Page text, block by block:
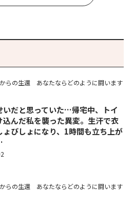
からの生還 あなたならどのように闘います
いだと思っていた…帰宅中、トイ
込んだ私を襲った異変。生汗で衣
ょびしょになり、1時間も立ち上が
からの生還 あなたならどのように闘います